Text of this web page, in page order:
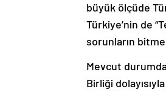
büyük ölçüde
Türkiye’nin de
sorunların
Mevcut
Birliği